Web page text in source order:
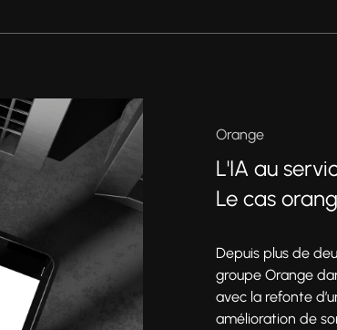
Orange
L'IA au
Le cas
Depuis plus de
groupe Orange
avec la refonte
amélioration de